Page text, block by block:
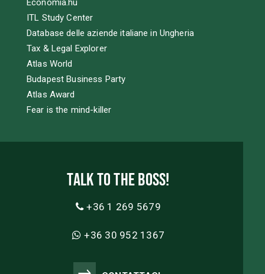
Economia.hu
ITL Study Center
Database delle aziende italiane in Ungheria
Tax & Legal Explorer
Atlas World
Budapest Business Party
Atlas Award
Fear is the mind-killer
Talk to the boss!
+36 1 269 5679
+36 30 952 1367